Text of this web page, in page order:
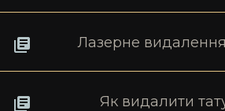
Лазерне
Як видалити